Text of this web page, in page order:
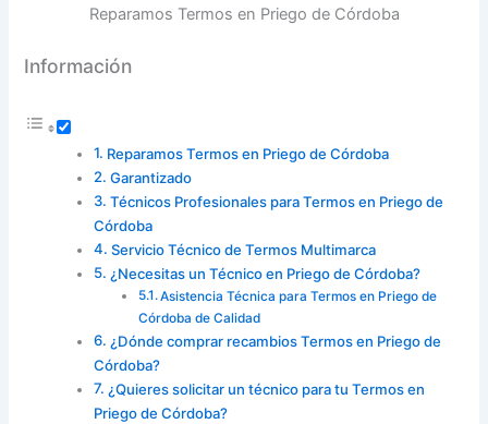
Reparamos Termos en Priego de Córdoba
Información
Reparamos Termos en Priego de Córdoba
Garantizado
Técnicos Profesionales para Termos en Priego de
Córdoba
Servicio Técnico de Termos Multimarca
¿Necesitas un Técnico en Priego de Córdoba?
Asistencia Técnica para Termos en Priego de
Córdoba de Calidad
¿Dónde comprar recambios Termos en Priego de
Córdoba?
¿Quieres solicitar un técnico para tu Termos en
Priego de Córdoba?